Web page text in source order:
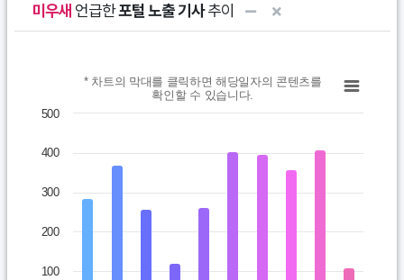
미우새 언급한포털 노출 기사추이
Chart
Bar chart with 10 bars.
View as data table, Chart
The chart has 1 X axis displaying categories.
The chart has 1 Y axis displaying values. Data ranges from
* 차트의 막대를 클릭하면 해당일자의 콘텐츠를
확인할 수 있습니다.
100
200
300
400
500